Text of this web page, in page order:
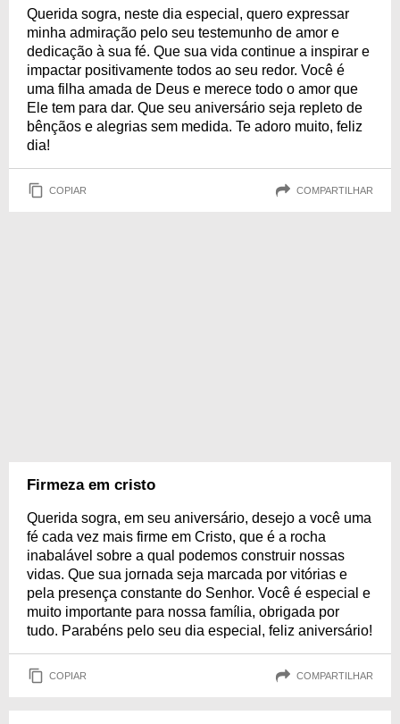
Querida sogra, neste dia especial, quero expressar
minha admiração pelo seu testemunho de amor e
dedicação à sua fé. Que sua vida continue a inspirar e
impactar positivamente todos ao seu redor. Você é
uma filha amada de Deus e merece todo o amor que
Ele tem para dar. Que seu aniversário seja repleto de
bênçãos e alegrias sem medida. Te adoro muito, feliz
dia!
COPIAR COMPARTILHAR
Firmeza em cristo
Querida sogra, em seu aniversário, desejo a você uma
fé cada vez mais firme em Cristo, que é a rocha
inabalável sobre a qual podemos construir nossas
vidas. Que sua jornada seja marcada por vitórias e
pela presença constante do Senhor. Você é especial e
muito importante para nossa família, obrigada por
tudo. Parabéns pelo seu dia especial, feliz aniversário!
COPIAR COMPARTILHAR